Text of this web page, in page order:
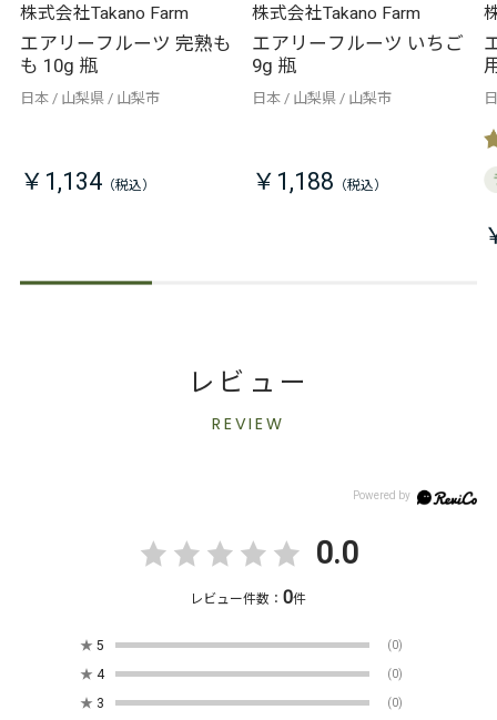
株式会社Takano Farm
エアリーフルーツ 完熟も
も 10g 瓶
日本 山梨県 山梨市
￥1,134
株式会社Takano Farm
エアリーフルーツ いちご
9g 瓶
日本 山梨県 山梨市
￥1,188
レビュー
REVIEW
0.0
レビュー件数：0件
★ 5 (0)
★ 4 (0)
★ 3 (0)